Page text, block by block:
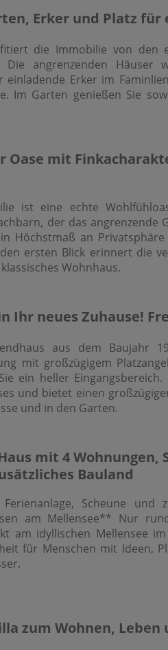
Erker und Platz für
die Immobilie von den
Die angrenzenden
einladende Erker im
Im Garten genießen Sie
Oase mit
ist eine echte
der das angrenzende
Höchstmaß an
ersten Blick erinnert die
Wohnhaus.
Ihr neues Zuhause!
aus dem Baujahr
mit großzügigem
ein heller
und bietet einen
und in den Garten.
mit 4 Wohnungen,
Bauland
Scheune und
am Mellensee** Nur
am idyllischen Mellensee
für Menschen mit Ideen,
zum Wohnen,